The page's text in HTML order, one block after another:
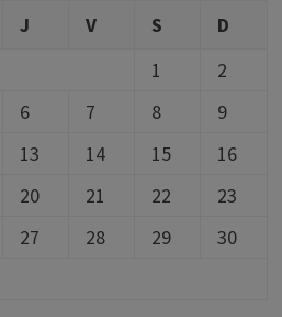
J V S
D
1
2
6 7 8
9
13 14 15
16
20 21 22
23
27 28 29
30